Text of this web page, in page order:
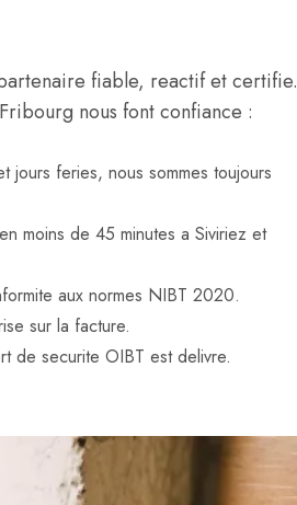
fiable, reactif et certifie.
nous font confiance :
jours feries, nous sommes toujours
moins de 45 minutes a Siviriez et
aux normes NIBT 2020.
sur la facture.
de securite OIBT est delivre.